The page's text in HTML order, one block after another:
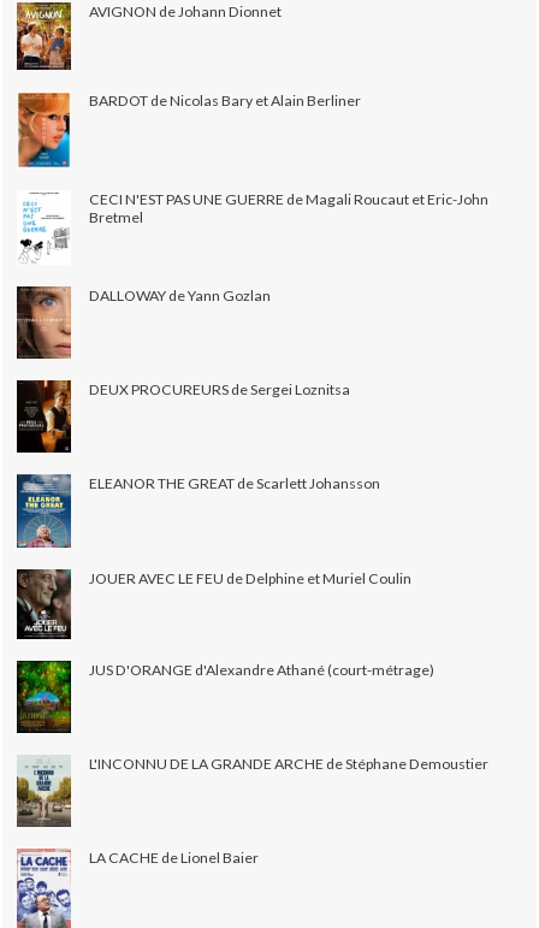
AVIGNON de Johann Dionnet
BARDOT de Nicolas Bary et Alain Berliner
CECI N'EST PAS UNE GUERRE de Magali Roucaut et Eric-John
Bretmel
DALLOWAY de Yann Gozlan
DEUX PROCUREURS de Sergei Loznitsa
ELEANOR THE GREAT de Scarlett Johansson
JOUER AVEC LE FEU de Delphine et Muriel Coulin
JUS D'ORANGE d'Alexandre Athané (court-métrage)
L'INCONNU DE LA GRANDE ARCHE de Stéphane Demoustier
LA CACHE de Lionel Baier